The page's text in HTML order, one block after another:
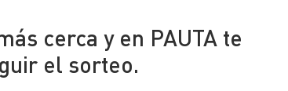
cerca y en PAUTA te
el sorteo.